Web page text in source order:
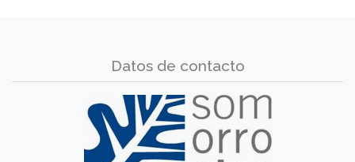
Datos de contacto